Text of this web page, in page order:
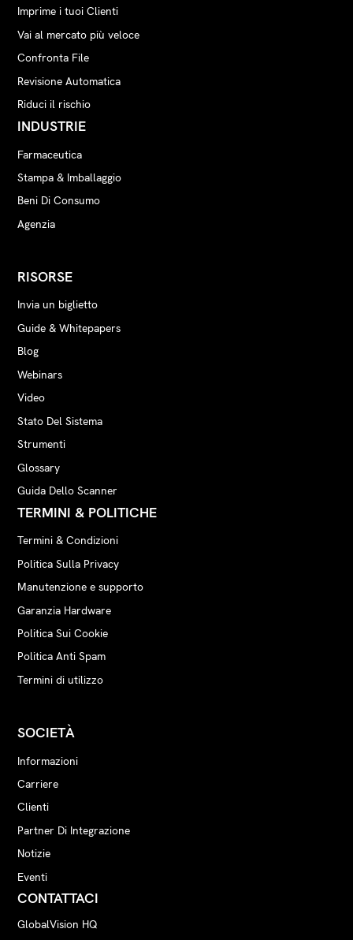
Imprime i tuoi Clienti
Vai al mercato più veloce
Confronta File
Revisione Automatica
Riduci il rischio
INDUSTRIE
Farmaceutica
Stampa & Imballaggio
Beni Di Consumo
Agenzia
RISORSE
Invia un biglietto
Guide & Whitepapers
Blog
Webinars
Video
Stato Del Sistema
Strumenti
Glossary
Guida Dello Scanner
TERMINI & POLITICHE
Termini & Condizioni
Politica Sulla Privacy
Manutenzione e supporto
Garanzia Hardware
Politica Sui Cookie
Politica Anti Spam
Termini di utilizzo
SOCIETÀ
Informazioni
Carriere
Clienti
Partner Di Integrazione
Notizie
Eventi
CONTATTACI
GlobalVision HQ